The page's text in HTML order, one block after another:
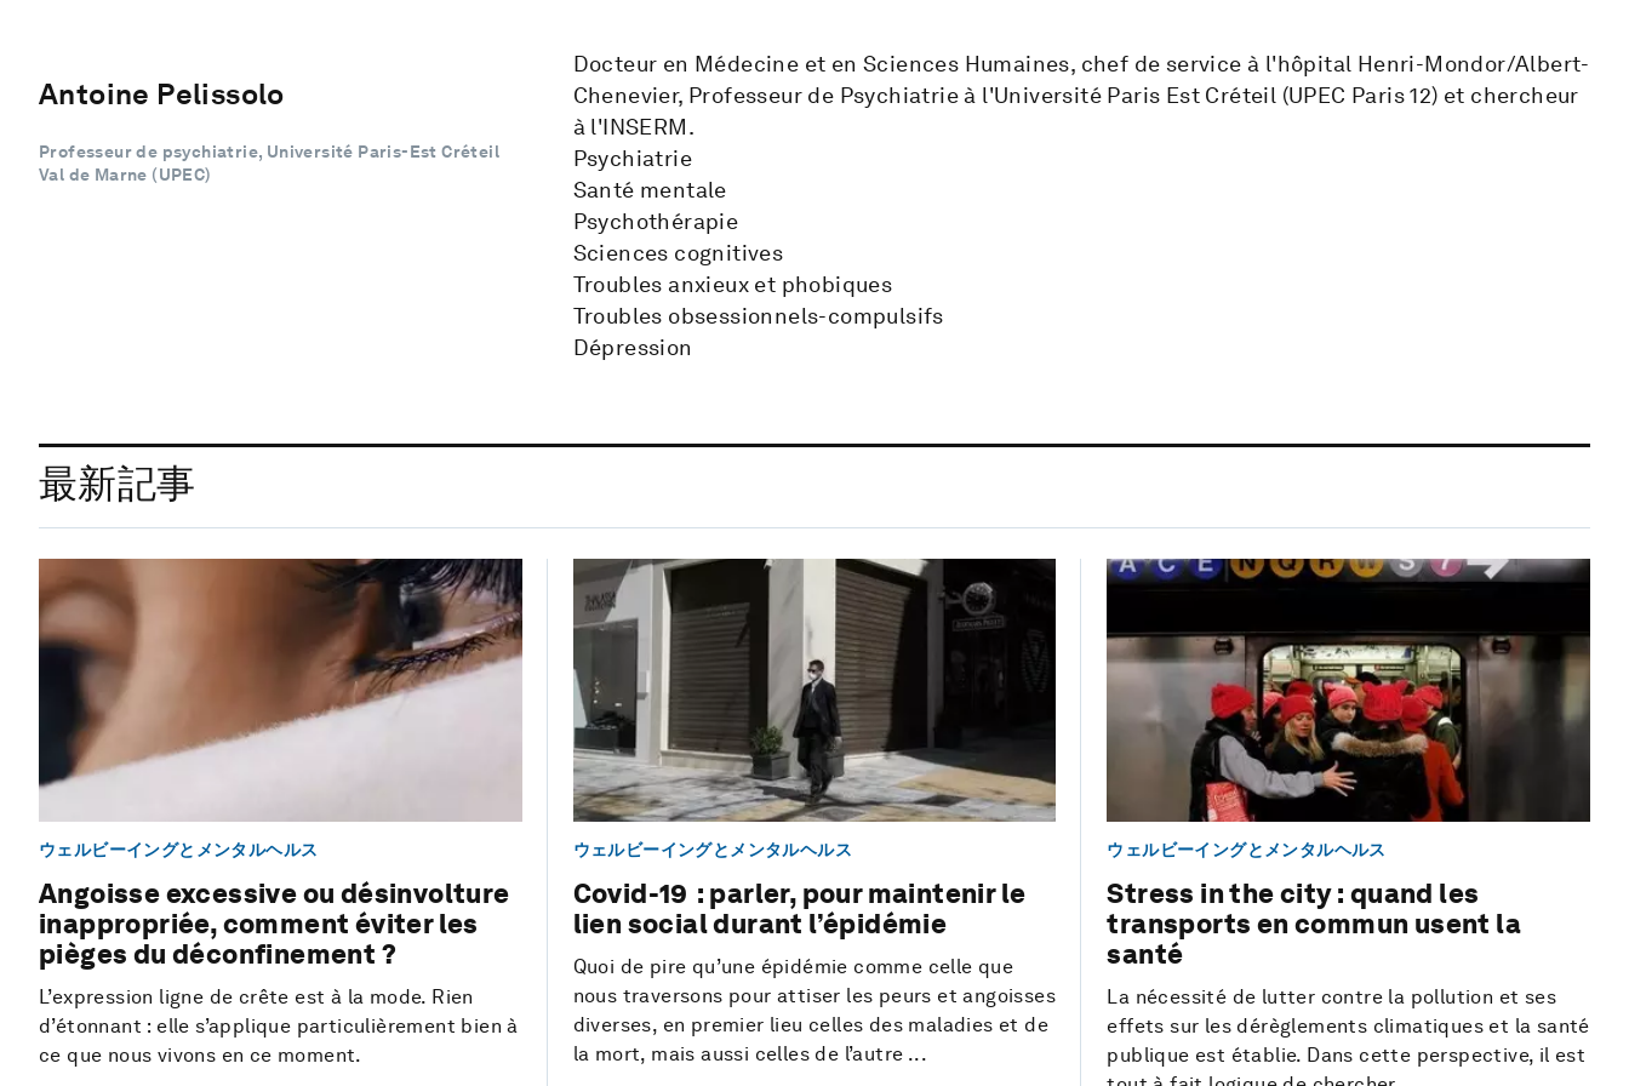
Antoine Pelissolo
Professeur de psychiatrie, Université Paris-Est Créteil
Val de Marne (UPEC)
Docteur en Médecine et en Sciences Humaines, chef de service à l'hôpital Henri-Mondor/Albert-
Chenevier, Professeur de Psychiatrie à l'Université Paris Est Créteil (UPEC Paris 12) et chercheur
à l'INSERM.
Psychiatrie
Santé mentale
Psychothérapie
Sciences cognitives
Troubles anxieux et phobiques
Troubles obsessionnels-compulsifs
Dépression
最新記事
ウェルビーイングとメンタルヘルス
Angoisse excessive ou désinvolture
inappropriée, comment éviter les
pièges du déconfinement ?
L’expression ligne de crête est à la mode. Rien
d’étonnant : elle s’applique particulièrement bien à
ce que nous vivons en ce moment.
ウェルビーイングとメンタルヘルス
Covid-19 : parler, pour maintenir le
lien social durant l’épidémie
Quoi de pire qu’une épidémie comme celle que
nous traversons pour attiser les peurs et angoisses
diverses, en premier lieu celles des maladies et de
la mort, mais aussi celles de l’autre ...
ウェルビーイングとメンタルヘルス
Stress in the city : quand les
transports en commun usent la
santé
La nécessité de lutter contre la pollution et ses
effets sur les dérèglements climatiques et la santé
publique est établie. Dans cette perspective, il est